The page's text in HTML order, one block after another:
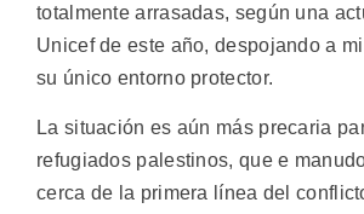
totalmente arrasadas, según una
Unicef de este año, despojando a
su único entorno protector.
La situación es aún más precaria
refugiados palestinos, que e
cerca de la primera línea del